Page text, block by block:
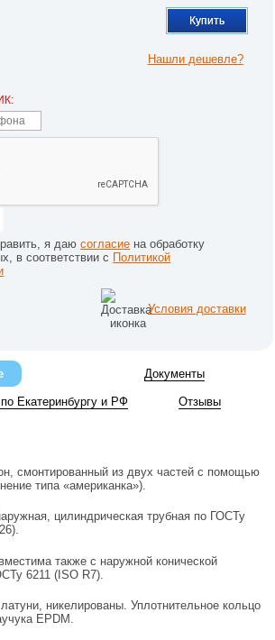
Купить
Нашли дешевле?
я даюсогласие на обработку
в соответствии с Политикой
Условия доставки
Документы
Екатеринбургу и РФ Отзывы
смонтированный из двух частей с помощью
типа «американка»).
цилиндрическая трубная по ГОСТу
также с наружной конической
6211 (ISO R7).
никелированы. Уплотнительное кольцо
EPDM.